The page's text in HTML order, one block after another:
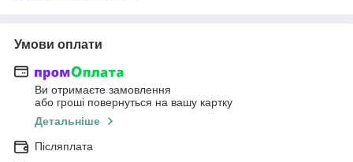
Умови оплати
Ви отримаєте замовлення
або гроші повернуться на вашу картку
Детальніше
Післяплата